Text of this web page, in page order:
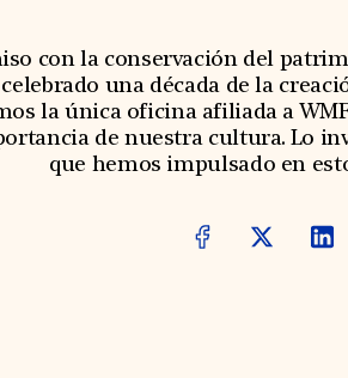
con la conservación del
una década de la
la única oficina afiliada a
de nuestra cultura. Lo
que hemos impulsado en